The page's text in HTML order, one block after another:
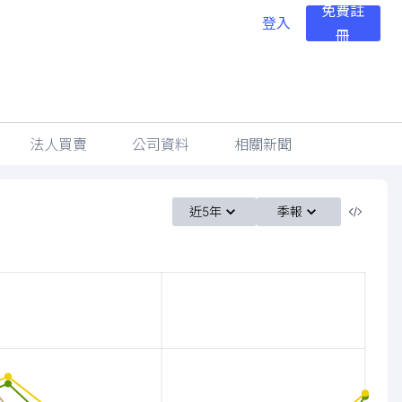
登入
免費註
冊
法人買賣 公司資料 相關新聞
近5年 季報